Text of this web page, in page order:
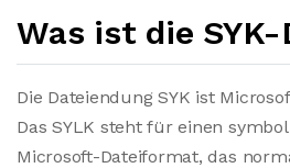
Was ist die
Die Dateiendung SYK ist
Das SYLK steht für einen
Microsoft-Dateiformat, das